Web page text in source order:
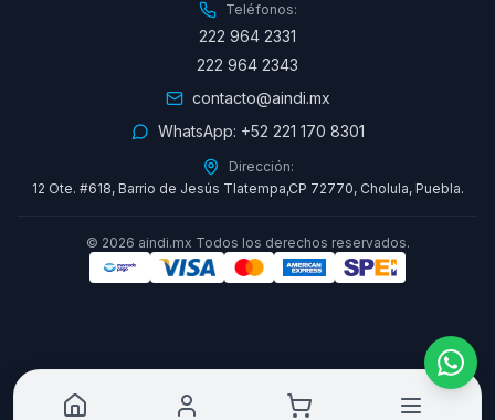
Teléfonos:
222 964 2331
222 964 2343
contacto@aindi.mx
WhatsApp: +52 221 170 8301
Dirección:
12 Ote. #618, Barrio de Jesús Tlatempa,CP 72770, Cholula, Puebla.
© 2026 aindi.mx Todos los derechos reservados.